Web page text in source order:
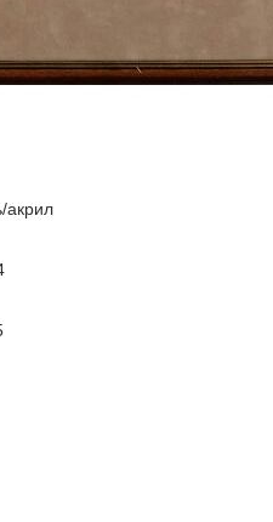
акрил